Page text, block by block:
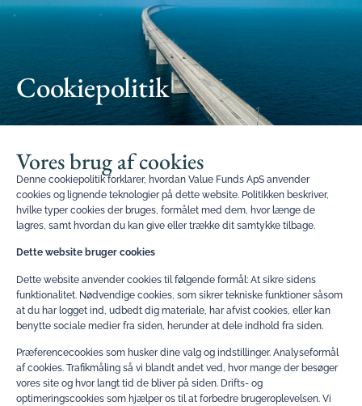
Cookiepolitik
Vores brug af cookies
Denne cookiepolitik forklarer, hvordan Value Funds ApS anvender
cookies og lignende teknologier på dette website. Politikken beskriver,
hvilke typer cookies der bruges, formålet med dem, hvor længe de
lagres, samt hvordan du kan give eller trække dit samtykke tilbage.
Dette website bruger cookies
Dette website anvender cookies til følgende formål: At sikre sidens
funktionalitet. Nødvendige cookies, som sikrer tekniske funktioner såsom
at du har logget ind, udbedt dig materiale, har afvist cookies, eller kan
benytte sociale medier fra siden, herunder at dele indhold fra siden.
Præferencecookies som husker dine valg og indstillinger. Analyseformål
af cookies. Trafikmåling så vi blandt andet ved, hvor mange der besøger
vores site og hvor langt tid de bliver på siden. Drifts- og
optimeringscookies som hjælper os til at forbedre brugeroplevelsen. Vi